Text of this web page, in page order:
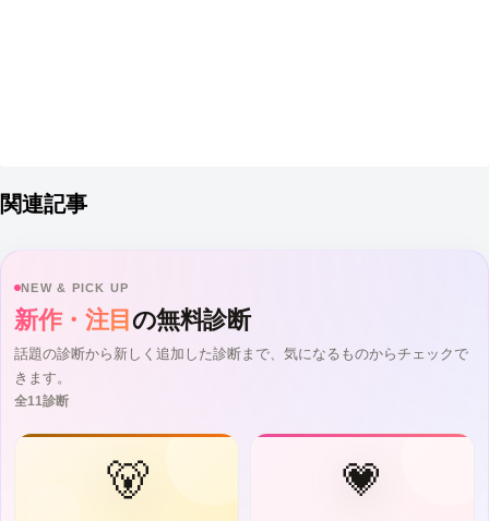
関連記事
NEW & PICK UP
新作・注目 の無料診断
話題の診断から新しく追加した診断まで、気になるものからチェックで
きます。
全11診断
🐻 💗